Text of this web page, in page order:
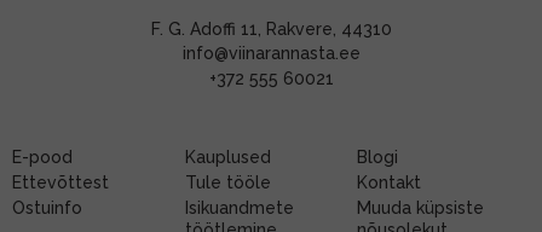
F. G. Adoffi 11, Rakvere, 44310
info@viinarannasta.ee
+372 555 60021
E-pood Kauplused
Blogi
Ettevõttest
Tule tööle
Kontakt
Ostuinfo
Isikuandmete
Muuda küpsiste